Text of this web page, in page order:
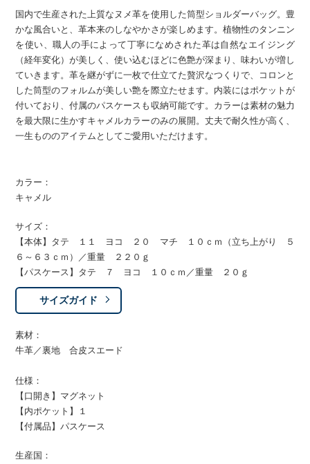
国内で生産された上質なヌメ革を使用した筒型ショルダーバッグ。豊
かな風合いと、革本来のしなやかさが楽しめます。植物性のタンニン
を使い、職人の手によって丁寧になめされた革は自然なエイジング
（経年変化）が美しく、使い込むほどに色艶が深まり、味わいが増し
ていきます。革を継がずに一枚で仕立てた贅沢なつくりで、コロンと
した筒型のフォルムが美しい艶を際立たせます。内装にはポケットが
付いており、付属のパスケースも収納可能です。カラーは素材の魅力
を最大限に生かすキャメルカラーのみの展開。丈夫で耐久性が高く、
一生もののアイテムとしてご愛用いただけます。
カラー：
キャメル
サイズ：
【本体】タテ １１ ヨコ ２０ マチ １０ｃｍ（立ち上がり ５
６～６３ｃｍ）／重量 ２２０ｇ
【パスケース】タテ ７ ヨコ １０ｃｍ／重量 ２０ｇ
サイズガイド
素材：
牛革／裏地 合皮スエード
仕様：
【口開き】マグネット
【内ポケット】１
【付属品】パスケース
生産国：